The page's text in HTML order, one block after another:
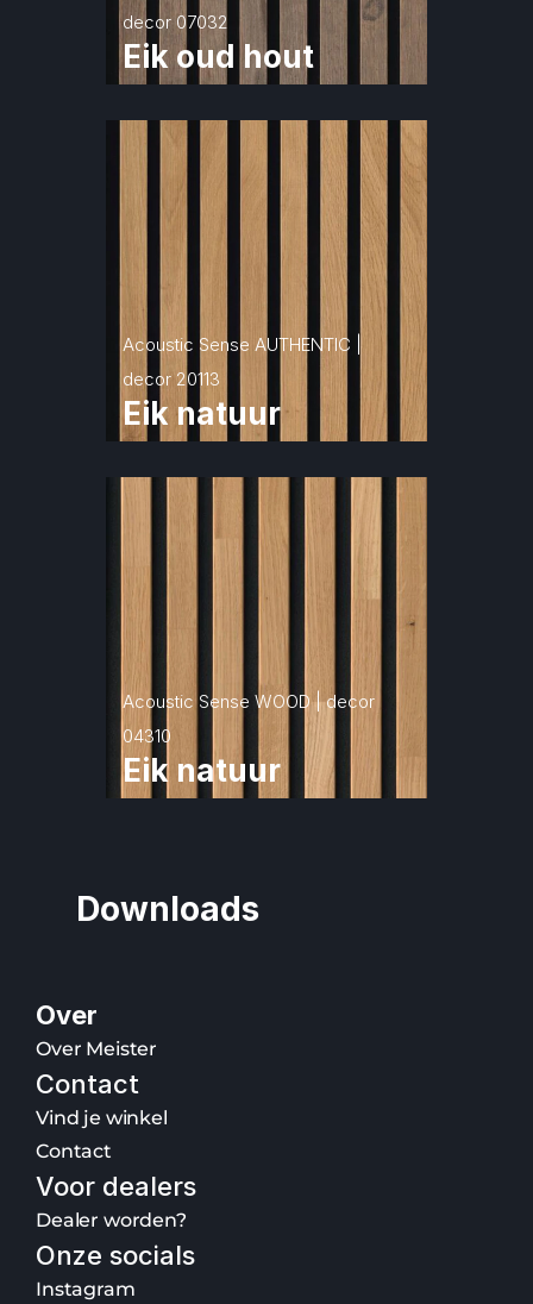
decor 07032
Eik oud hout
Acoustic Sense AUTHENTIC |
decor 20113
Eik natuur
Acoustic Sense WOOD | decor
04310
Eik natuur
Downloads
Over
Over Meister
Contact
Vind je winkel
Contact
Voor dealers
Dealer worden?
Onze socials
Instagram